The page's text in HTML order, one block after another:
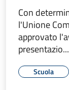
Con
l'Unione
approvato
presentazio...
Scuola